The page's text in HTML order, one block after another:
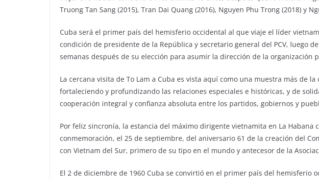
Truong Tan Sang (2015), Tran Dai Quang (2016), Nguyen Phu Trong (2018) y
Cuba será el primer país del hemisferio occidental al que viaje el líder
condición de presidente de la República y secretario general del PCV, luego
semanas después de su elección para asumir la dirección de la organización
La cercana visita de To Lam a Cuba es vista aquí como una muestra más de
fortaleciendo y profundizando las relaciones especiales e históricas, y de
cooperación integral y confianza absoluta entre los partidos, gobiernos y
Por feliz sincronía, la estancia del máximo dirigente vietnamita en La Habana
conmemoración, el 25 de septiembre, del aniversario 61 de la creación del
con Vietnam del Sur, primero de su tipo en el mundo y antecesor de la
El 2 de diciembre de 1960 Cuba se convirtió en el primer país del hemisferio